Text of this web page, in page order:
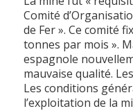
Comité
de Fer ». Ce comité
tonnes par mois ».
espagnole
mauvaise qualité.
Les conditions
l’exploitation de la